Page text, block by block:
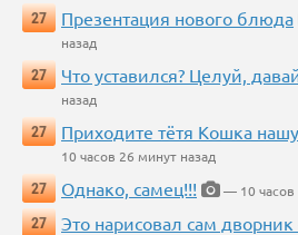
27
Презентация нового блюда
назад
27
Что уставился? Целуй,
назад
27
Приходите тётя Кошка
10 часов 26 минут назад
27
Однако, самец!!!
— 10 часов
27
Это нарисовал сам